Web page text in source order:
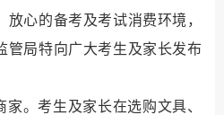
心的备考及考试消费环境，
管局特向广大考生及家长发布
。考生及家长在选购文具、